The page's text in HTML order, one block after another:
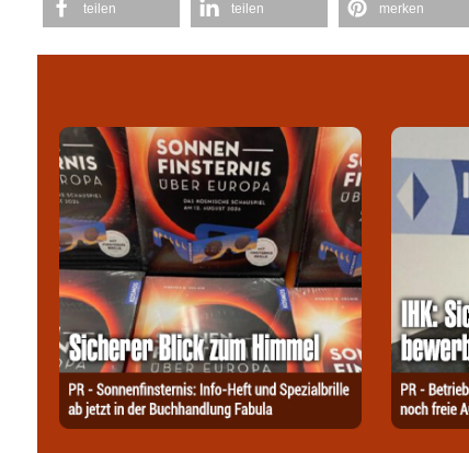
teilen teilen merken